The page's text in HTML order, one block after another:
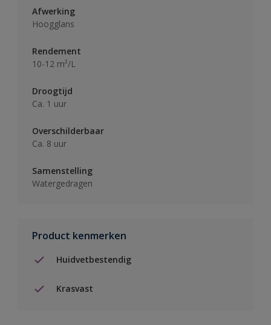
Afwerking
Hoogglans
Rendement
10-12 m²/L
Droogtijd
Ca. 1 uur
Overschilderbaar
Ca. 8 uur
Samenstelling
Watergedragen
Product kenmerken
Huidvetbestendig
Krasvast